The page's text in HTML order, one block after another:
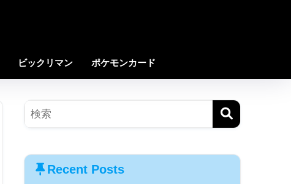
ビックリマン ポケモンカード
Recent Posts